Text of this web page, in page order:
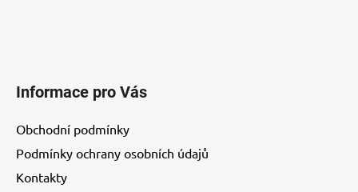
Informace pro Vás
Obchodní podmínky
Podmínky ochrany osobních údajů
Kontakty